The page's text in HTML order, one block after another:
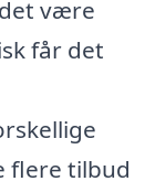
være
får det
flere tilbud